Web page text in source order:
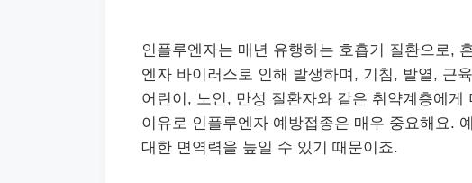
인플루엔자는 매년 유행하는 호흡기 질환으로,
엔자 바이러스로 인해 발생하며, 기침, 발열, 근
어린이, 노인, 만성 질환자와 같은 취약계층에
이유로 인플루엔자 예방접종은 매우 중요해요.
대한 면역력을 높일 수 있기 때문이죠.